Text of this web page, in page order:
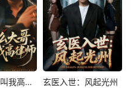
什么大哥，叫我高律师 玄医入世：风起光州